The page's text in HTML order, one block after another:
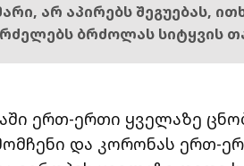
არ აპირებს შეგუებას,
ბრძოლას სიტყვის
ერთ-ერთი ყველაზე
და კორონას ერთ-